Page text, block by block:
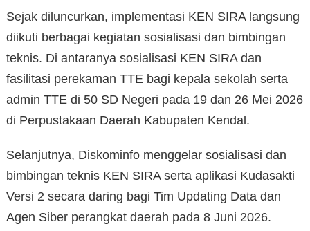
Sejak diluncurkan, implementasi KEN SIRA langsung
diikuti berbagai kegiatan sosialisasi dan bimbingan
teknis. Di antaranya sosialisasi KEN SIRA dan
fasilitasi perekaman TTE bagi kepala sekolah serta
admin TTE di 50 SD Negeri pada 19 dan 26 Mei 2026
di Perpustakaan Daerah Kabupaten Kendal.
Selanjutnya, Diskominfo menggelar sosialisasi dan
bimbingan teknis KEN SIRA serta aplikasi Kudasakti
Versi 2 secara daring bagi Tim Updating Data dan
Agen Siber perangkat daerah pada 8 Juni 2026.